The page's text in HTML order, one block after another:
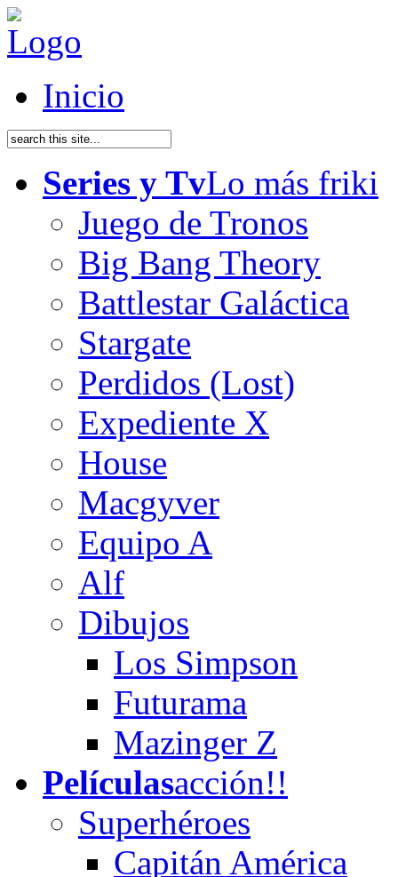
Inicio
Series y TvLo más friki
Juego de Tronos
Big Bang Theory
Battlestar Galáctica
Stargate
Perdidos (Lost)
Expediente X
House
Macgyver
Equipo A
Alf
Dibujos
Los Simpson
Futurama
Mazinger Z
Películasacción!!
Superhéroes
Capitán América